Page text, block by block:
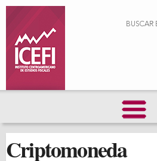
principalBUSCAR
Criptomoneda